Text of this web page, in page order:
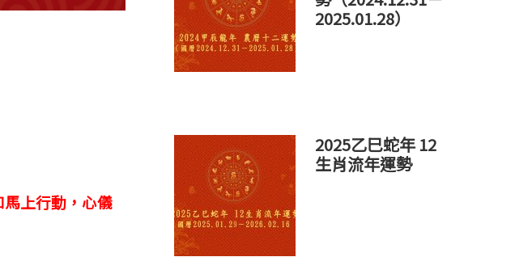
上行動，心儀
2025.01.28）
2025乙巳蛇年 12
生肖流年運勢